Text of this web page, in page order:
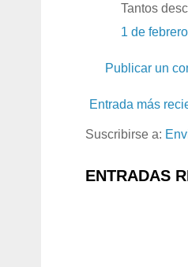
Tantos
1 de
Publicar un
Entrada más
Suscribirse a:
ENTRADAS